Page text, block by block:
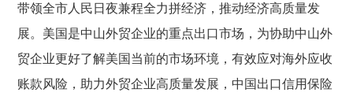
带领全市人民日夜兼程全力拼经济，推动经济高质量发
展。美国是中山外贸企业的重点出口市场，为协助中山外
贸企业更好了解美国当前的市场环境，有效应对海外应收
账款风险，助力外贸企业高质量发展，中国出口信用保险